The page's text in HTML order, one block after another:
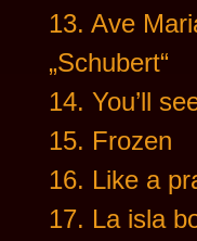
13. Ave
„Schubert“
14. You’ll
15. Frozen
16. Like a
17. La isla